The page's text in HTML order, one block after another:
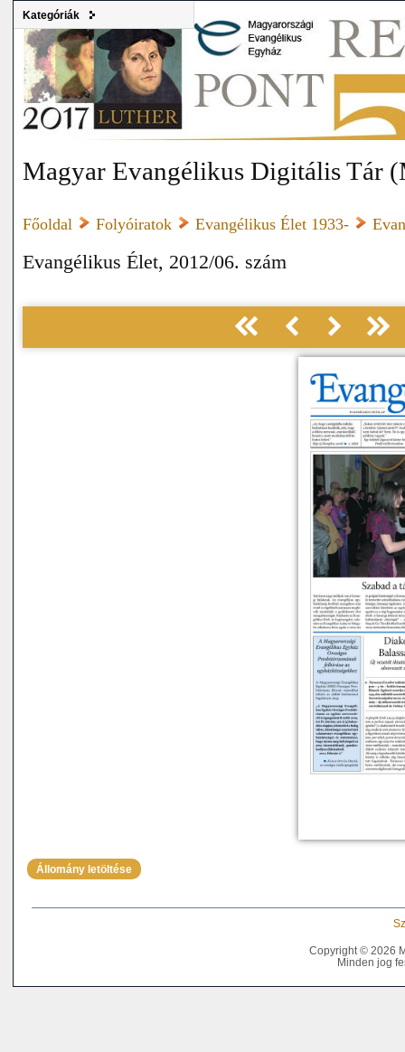
Kategóriák
Magyar Evangélikus Digitális Tár
Főoldal Folyóiratok Evangélikus Élet 1933-
Evangélikus Élet, 2012/06. szám
Állomány letöltése
Copyright © 2026
Minden jog